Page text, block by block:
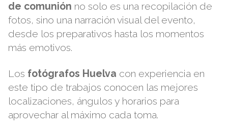
de comunión no solo es una recopilación de
fotos, sino una narración visual del evento,
desde los preparativos hasta los momentos
más emotivos.
Los fotógrafos Huelva con experiencia en
este tipo de trabajos conocen las mejores
localizaciones, ángulos y horarios para
aprovechar al máximo cada toma.